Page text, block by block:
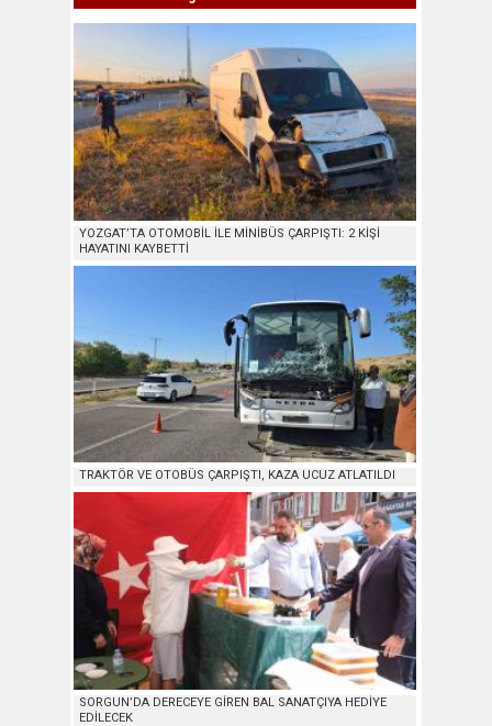
YOZGAT’TA OTOMOBİL İLE MİNİBÜS ÇARPIŞTI: 2 KİŞİ
HAYATINI KAYBETTİ
TRAKTÖR VE OTOBÜS ÇARPIŞTI, KAZA UCUZ ATLATILDI
SORGUN’DA DERECEYE GİREN BAL SANATÇIYA HEDİYE
EDİLECEK